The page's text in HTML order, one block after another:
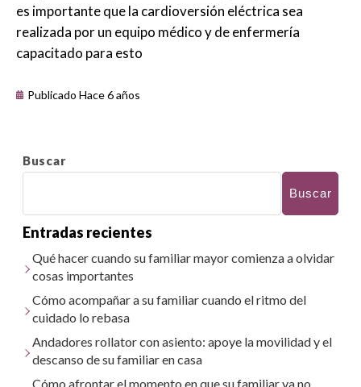
es importante que la cardioversión eléctrica sea
realizada por un equipo médico y de enfermería
capacitado para esto
Publicado Hace 6 años
Buscar
Buscar
Entradas recientes
Qué hacer cuando su familiar mayor comienza a olvidar
cosas importantes
Cómo acompañar a su familiar cuando el ritmo del
cuidado lo rebasa
Andadores rollator con asiento: apoye la movilidad y el
descanso de su familiar en casa
Cómo afrontar el momento en que su familiar ya no